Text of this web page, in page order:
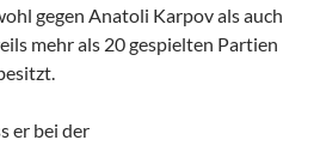
gegen Anatoli Karpov als auch
mehr als 20 gespielten Partien
er bei der